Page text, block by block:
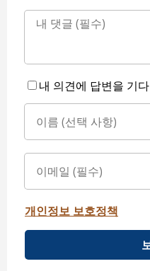
내 의견에 답변을 기
개인정보 보호정책